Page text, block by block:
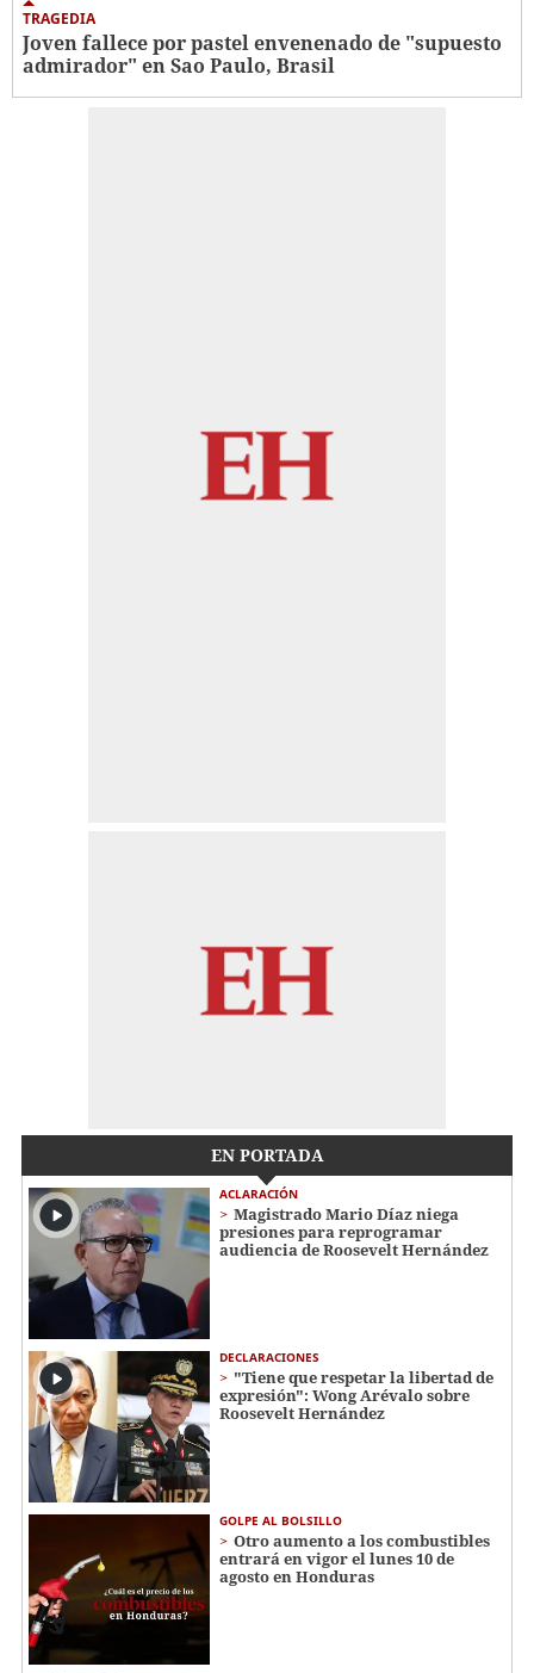
TRAGEDIA
Joven fallece por pastel envenenado de "supuesto
admirador" en Sao Paulo, Brasil
EN PORTADA
ACLARACIÓN
Magistrado Mario Díaz niega
presiones para reprogramar
audiencia de Roosevelt Hernández
DECLARACIONES
"Tiene que respetar la libertad de
expresión": Wong Arévalo sobre
Roosevelt Hernández
GOLPE AL BOLSILLO
Otro aumento a los combustibles
entrará en vigor el lunes 10 de
agosto en Honduras